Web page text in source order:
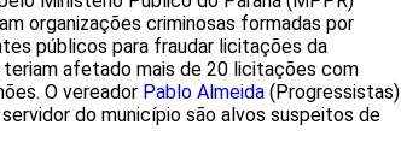
organizações criminosas formadas por
públicos para fraudar licitações da
teriam afetado mais de 20 licitações com
O vereador Pablo Almeida (Progressistas)
do município são alvos suspeitos de